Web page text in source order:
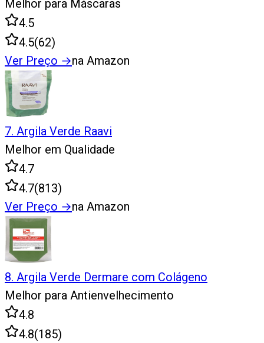
Melhor para Máscaras
4.5
4.5(62)
Ver Preço →na Amazon
7. Argila Verde Raavi
Melhor em Qualidade
4.7
4.7(813)
Ver Preço →na Amazon
8. Argila Verde Dermare com Colágeno
Melhor para Antienvelhecimento
4.8
4.8(185)